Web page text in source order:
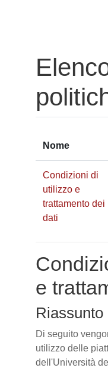
Nome
Condizioni di
utilizzo e
trattamento dei
dati
e
Riassunto
Di seguito
utilizzo delle
dell'Università